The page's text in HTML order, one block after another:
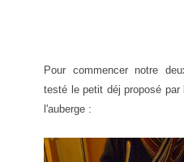
Pour commencer notre
testé le petit déj proposé
l'auberge :